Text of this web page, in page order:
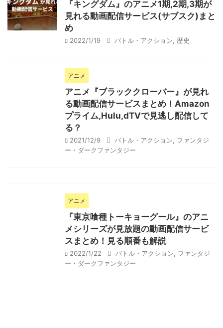
『キングダム』のアニメ1期,2期,3期が
見れる動画配信サービス(サブスク)まと
め
2022/1/19 バトル・アクション 歴史
アニメ
アニメ『ブラッククローバー』が見れ
る動画配信サービスまとめ！Amazon
プライム,Hulu,dTVで見逃し配信して
る？
2021/12/9 バトル・アクション
ファンタジ
ー・ダークファンタジー
アニメ
『東京喰種トーキョーグール』のアニ
メシリーズが見放題の動画配信サービ
スまとめ！見る順番も解説
2022/1/22 バトル・アクション
ファンタジ
ー・ダークファンタジー